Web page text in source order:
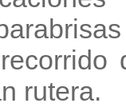
rutera.